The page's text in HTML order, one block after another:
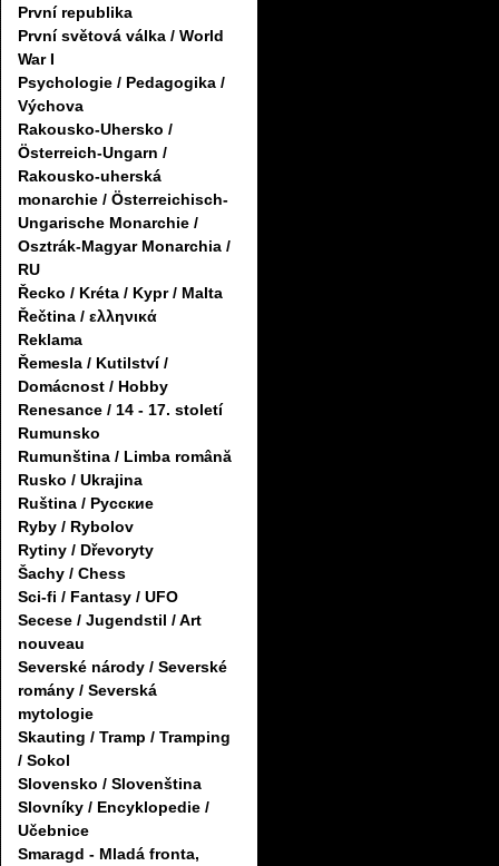
První republika
První světová válka / World
War I
Psychologie / Pedagogika /
Výchova
Rakousko-Uhersko /
Österreich-Ungarn /
Rakousko-uherská
monarchie / Österreichisch-
Ungarische Monarchie /
Osztrák-Magyar Monarchia /
RU
Řecko / Kréta / Kypr / Malta
Řečtina / ελληνικά
Reklama
Řemesla / Kutilství /
Domácnost / Hobby
Renesance / 14 - 17. století
Rumunsko
Rumunština / Limba română
Rusko / Ukrajina
Ruština / Русские
Ryby / Rybolov
Rytiny / Dřevoryty
Šachy / Chess
Sci-fi / Fantasy / UFO
Secese / Jugendstil / Art
nouveau
Severské národy / Severské
romány / Severská
mytologie
Skauting / Tramp / Tramping
/ Sokol
Slovensko / Slovenština
Slovníky / Encyklopedie /
Učebnice
Smaragd - Mladá fronta,